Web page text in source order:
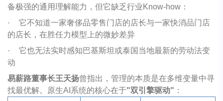
备极强的通用理解能力，但它缺乏行业Know-how：
·
它不知道一家奢侈品零售门店的店长与一家快消品门店
的店长，在胜任力模型上的微妙差异
·
它也无法实时感知巴基斯坦或泰国当地最新的劳动法变
动
易薪路董事长王天扬曾指出，管理的本质是在多维变量中寻
找最优解。原生AI系统的核心在于"双引擎驱动" ：